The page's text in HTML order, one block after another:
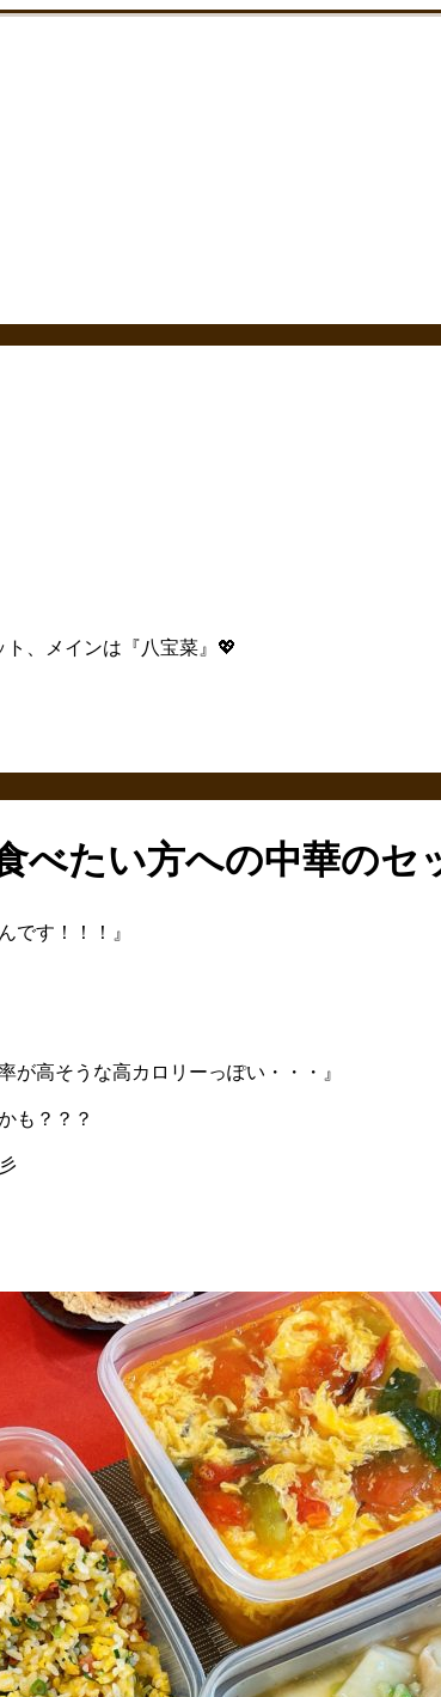
、メインは『八宝菜』💖
べたい方への中華のセ
です！！！』
が高そうな高カロリーっぽい・・・』
も？？？